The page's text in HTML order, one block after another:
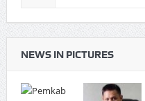
NEWS IN PICTURES